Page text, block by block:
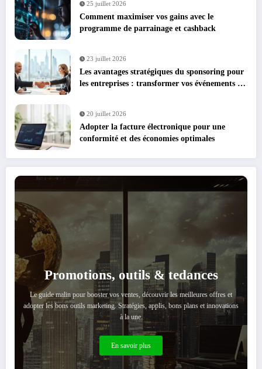
25 juillet 2026
Comment maximiser vos gains avec le
programme de parrainage et cashback
23 juillet 2026
Les avantages stratégiques du sponsoring pour
les entreprises : transformer vos événements en
20 juillet 2026
Adopter la facture électronique pour une
conformité et des économies optimales
Promotions, outils & tedances
Le guide malin pour booster vos ventes, découvrir les meilleures offres et
adopter les bons outils marketing. Stratégies, applis, bons plans et innovations
à la une.
En savoir plus